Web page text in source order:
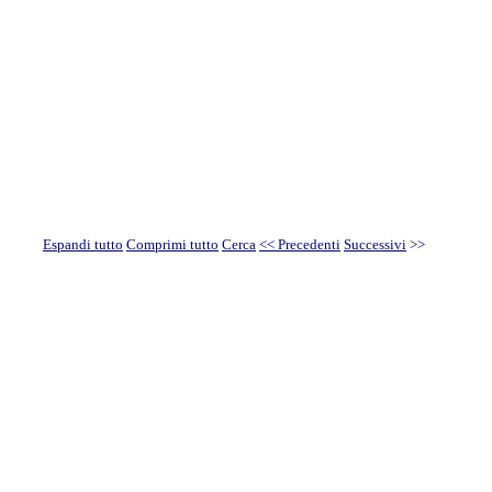
Espandi tutto Comprimi tutto Cerca << Precedenti Successivi >>